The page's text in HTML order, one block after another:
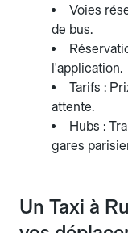
Voies
de bus.
l'application.
Tarifs :
attente.
Hubs :
gares
Un Taxi à